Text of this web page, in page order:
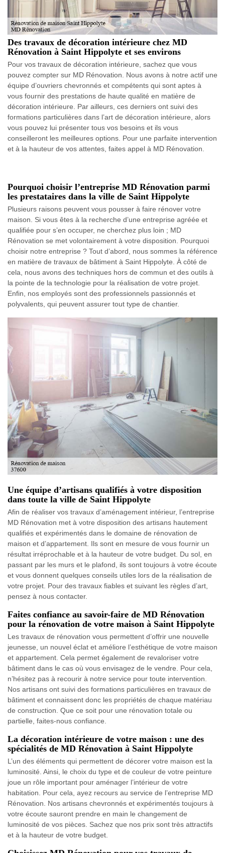
Des travaux de décoration intérieure chez MD
Rénovation à Saint Hippolyte et ses environs
Pour vos travaux de décoration intérieure, sachez que vous
pouvez compter sur MD Rénovation. Nous avons à notre actif une
équipe d’ouvriers chevronnés et compétents qui sont aptes à
vous fournir des prestations de haute qualité en matière de
décoration intérieure. Par ailleurs, ces derniers ont suivi des
formations particulières dans l’art de décoration intérieure, alors
vous pouvez lui présenter tous vos besoins et ils vous
conseilleront les meilleures options. Pour une parfaite intervention
et à la hauteur de vos attentes, faites appel à MD Rénovation.
Pourquoi choisir l’entreprise MD Rénovation parmi
les prestataires dans la ville de Saint Hippolyte
Plusieurs raisons peuvent vous pousser à faire rénover votre
maison. Si vous êtes à la recherche d’une entreprise agréée et
qualifiée pour s’en occuper, ne cherchez plus loin ; MD
Rénovation se met volontairement à votre disposition. Pourquoi
choisir notre entreprise ? Tout d’abord, nous sommes la référence
en matière de travaux de bâtiment à Saint Hippolyte. À côté de
cela, nous avons des techniques hors de commun et des outils à
la pointe de la technologie pour la réalisation de votre projet.
Enfin, nos employés sont des professionnels passionnés et
polyvalents, qui peuvent assurer tout type de chantier.
Une équipe d’artisans qualifiés à votre disposition
dans toute la ville de Saint Hippolyte
Afin de réaliser vos travaux d’aménagement intérieur, l’entreprise
MD Rénovation met à votre disposition des artisans hautement
qualifiés et expérimentés dans le domaine de rénovation de
maison et d’appartement. Ils sont en mesure de vous fournir un
résultat irréprochable et à la hauteur de votre budget. Du sol, en
passant par les murs et le plafond, ils sont toujours à votre écoute
et vous donnent quelques conseils utiles lors de la réalisation de
votre projet. Pour des travaux fiables et suivant les règles d’art,
pensez à nous contacter.
Faites confiance au savoir-faire de MD Rénovation
pour la rénovation de votre maison à Saint Hippolyte
Les travaux de rénovation vous permettent d’offrir une nouvelle
jeunesse, un nouvel éclat et améliore l’esthétique de votre maison
et appartement. Cela permet également de revaloriser votre
bâtiment dans le cas où vous envisagez de le vendre. Pour cela,
n’hésitez pas à recourir à notre service pour toute intervention.
Nos artisans ont suivi des formations particulières en travaux de
bâtiment et connaissent donc les propriétés de chaque matériau
de construction. Que ce soit pour une rénovation totale ou
partielle, faites-nous confiance.
La décoration intérieure de votre maison : une des
spécialités de MD Rénovation à Saint Hippolyte
L’un des éléments qui permettent de décorer votre maison est la
luminosité. Ainsi, le choix du type et de couleur de votre peinture
joue un rôle important pour aménager l’intérieur de votre
habitation. Pour cela, ayez recours au service de l’entreprise MD
Rénovation. Nos artisans chevronnés et expérimentés toujours à
votre écoute sauront prendre en main le changement de
luminosité de vos pièces. Sachez que nos prix sont très attractifs
et à la hauteur de votre budget.